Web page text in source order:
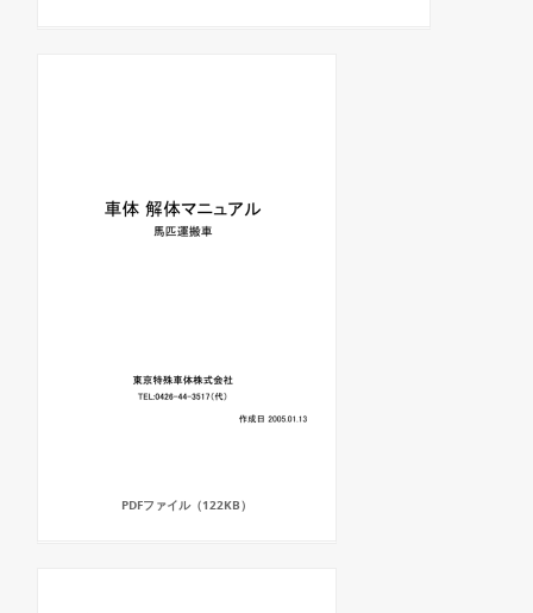
PDFファイル（122KB）